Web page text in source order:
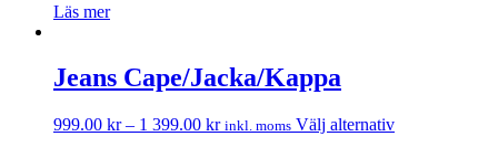
Läs mer
Jeans Cape/Jacka/Kappa
999.00 kr– 1 399.00 kr inkl. moms Välj alternativ